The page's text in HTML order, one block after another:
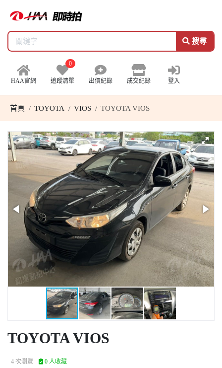
搜尋
HAA官網
0
追蹤清單 出價紀錄 成交紀錄 登入
首頁 TOYOTA VIOS TOYOTA VIOS
TOYOTA VIOS
4 次瀏覽 0 人收藏